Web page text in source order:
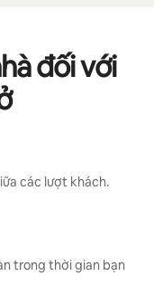
đối với
các lượt khách.
trong thời gian bạn